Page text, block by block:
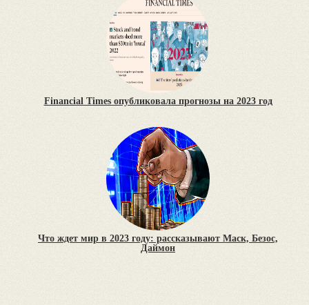
Financial Times опубликовала прогнозы на 2023 год
Что ждет мир в 2023 году: рассказывают Маск, Безос,
Даймон